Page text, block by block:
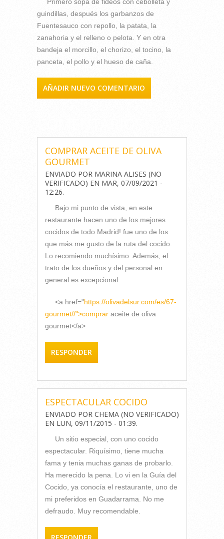
guindillas, después los garbanzos de
Fuentesauco con repollo, la patata, la
zanahoria y el relleno o pelota. Y en otra
bandeja el morcillo, el chorizo, el tocino, la
panceta, el pollo y el hueso de caña.
AÑADIR NUEVO COMENTARIO
COMPRAR ACEITE DE OLIVA
GOURMET
ENVIADO POR MARINA ALISES (NO
VERIFICADO) EN MAR, 07/09/2021 -
12:26.
Bajo mi punto de vista, en este
restaurante hacen uno de los mejores
cocidos de todo Madrid! fue uno de los
que más me gusto de la ruta del cocido.
Lo recomiendo muchísimo. Además, el
trato de los dueños y del personal en
general es excepcional.
<a href="https://olivadelsur.com/es/67-
gourmet//">comprar aceite de oliva
gourmet</a>
RESPONDER
ESPECTACULAR COCIDO
ENVIADO POR CHEMA (NO VERIFICADO)
EN LUN, 09/11/2015 - 01:39.
Un sitio especial, con uno cocido
espectacular. Riquísimo, tiene mucha
fama y tenia muchas ganas de probarlo.
Ha merecido la pena. Lo vi en la Guía del
Cocido, ya conocía el restaurante, uno de
mi preferidos en Guadarrama. No me
defraudo. Muy recomendable.